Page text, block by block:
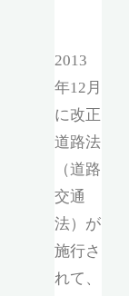
2013
年12月
に改正
道路法
（道路
交通
法）が
施行さ
れて、